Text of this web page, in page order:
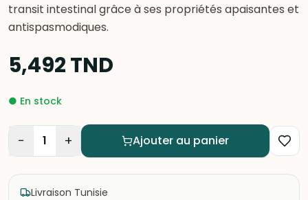
transit intestinal grâce à ses propriétés apaisantes et
antispasmodiques.
5,492TND
● En stock
− 1 + Ajouter au panier
Livraison Tunisie